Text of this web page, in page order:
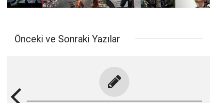
Önceki ve Sonraki Yazılar